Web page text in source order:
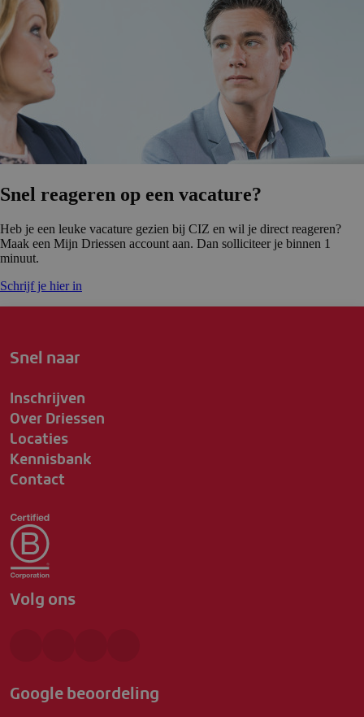
Snel reageren op een vacature?
Heb je een leuke vacature gezien bij CIZ en wil je direct reageren?
Maak een Mijn Driessen account aan. Dan solliciteer je binnen 1
minuut.
Schrijf je hier in
Snel naar
Inschrijven
Over Driessen
Locaties
Kennisbank
Contact
Volg ons
Google beoordeling